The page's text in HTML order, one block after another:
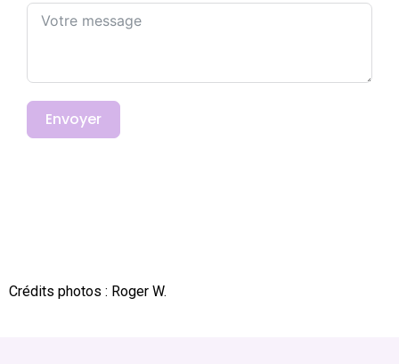
Envoyer
Crédits photos : Roger W.